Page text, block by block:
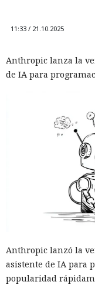
11:33 / 21.10.2025
Anthropic lanza la
de IA para
Anthropic lanzó la
asistente de IA para
popularidad